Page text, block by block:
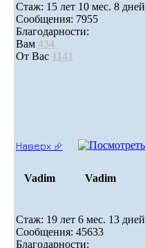
Стаж: 15 лет 10 мес. 8 дней
Сообщения: 7955
Благодарности:
Вам 434
От Вас 1141
Наверх ⮵
Vadim Vadim
Стаж: 19 лет 6 мес. 13 дней
Сообщения: 45633
Благодарности: